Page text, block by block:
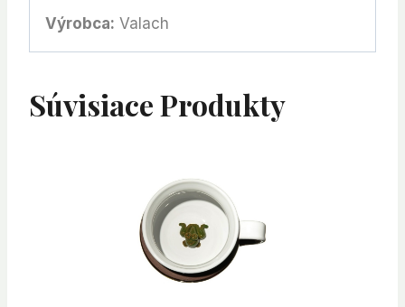
Výrobca: Valach
Súvisiace Produkty